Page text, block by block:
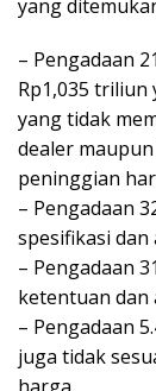
yang
– Pengadaan
Rp1,035
yang tidak
dealer
peninggian
– Pengadaan
spesifikasi dan
– Pengadaan
ketentuan dan
– Pengadaan
juga tidak